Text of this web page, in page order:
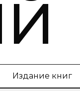
Издание книг